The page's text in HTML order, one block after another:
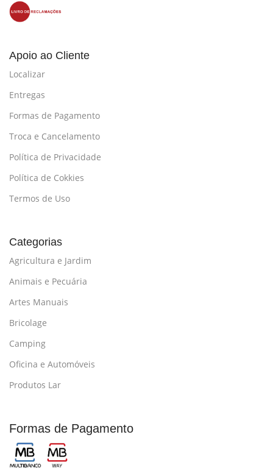
Apoio ao Cliente
Localizar
Entregas
Formas de Pagamento
Troca e Cancelamento
Política de Privacidade
Política de Cokkies
Termos de Uso
Categorias
Agricultura e Jardim
Animais e Pecuária
Artes Manuais
Bricolage
Camping
Oficina e Automóveis
Produtos Lar
Formas de Pagamento